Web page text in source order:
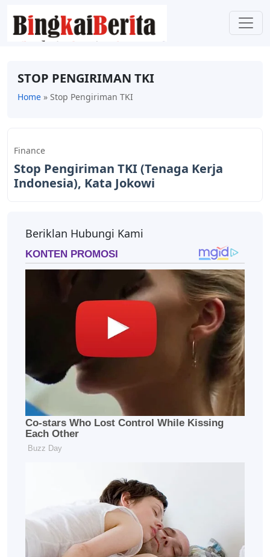
STOP PENGIRIMAN TKI
Home » Stop Pengiriman TKI
Finance
Stop Pengiriman TKI (Tenaga Kerja
Indonesia), Kata Jokowi
Beriklan Hubungi Kami